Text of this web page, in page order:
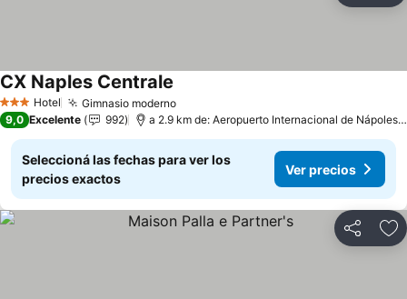
3 Estrellas
Hotel Gimnasio modernoVer precios
CX Naples Centrale
9,0 Excelente 992 a 2.9 km de: Aeropuerto Internacional de Nápoles
Seleccioná las fechas para ver los
precios exactos
Ver precios
Compartir